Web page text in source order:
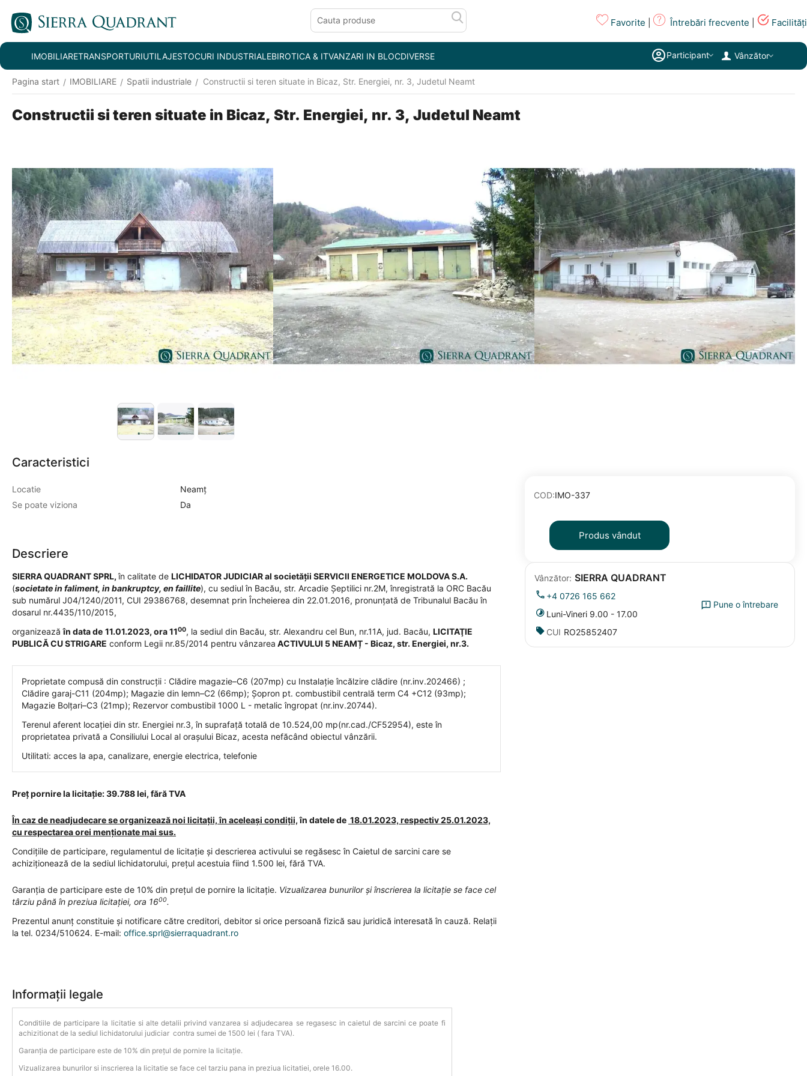
Favorite Întrebări frecvente Facilități
IMOBILIARETRANSPORTURIUTILAJESTOCURI INDUSTRIALEBIROTICA & ITVANZARI IN BLOCDIVERSE Participant Vânzător
Pagina start / IMOBILIARE / Spatii industriale / Constructii si teren situate in Bicaz, Str. Energiei, nr. 3, Judetul Neamt
Constructii si teren situate in Bicaz, Str. Energiei, nr. 3, Judetul Neamt
COD:IMO-337
Produs vândut
Vânzător: SIERRA QUADRANT
+4 0726 165 662
Luni-Vineri 9.00 - 17.00
CUI RO25852407
Pune o întrebare
Caracteristici
Locatie
Neamţ
Se poate viziona
Da
Descriere
SIERRA QUADRANT SPRL,în calitate de LICHIDATOR JUDICIAR al societății SERVICII ENERGETICE MOLDOVA S.A.
(societate in faliment, in bankruptcy, en faillite), cu sediul în Bacău, str. Arcadie Şeptilici nr.2M, înregistrată la ORC Bacău
sub numărul J04/1240/2011, CUI 29386768, desemnat prin Încheierea din 22.01.2016, pronunțată de Tribunalul Bacău în
dosarul nr.4435/110/2015,
organizeazăîn data de 11.01.2023, ora 1100, la sediul din Bacău, str. Alexandru cel Bun, nr.11A, jud. Bacău, LICITAŢIE
PUBLICĂ CU STRIGARE conform Legii nr.85/2014 pentru vânzarea ACTIVULUI 5 NEAMȚ - Bicaz, str. Energiei, nr.3.
Proprietate compusă din construcții : Clădire magazie–C6 (207mp) cu Instalație încălzire clădire (nr.inv.202466) ;
Clădire garaj-C11 (204mp); Magazie din lemn–C2 (66mp); Șopron pt. combustibil centrală term C4 +C12 (93mp);
Magazie Bolțari–C3 (21mp); Rezervor combustibil 1000 L - metalic îngropat (nr.inv.20744).
Terenul aferent locației din str. Energiei nr.3, în suprafață totală de 10.524,00 mp(nr.cad./CF52954), este în
proprietatea privată a Consiliului Local al orașului Bicaz, acesta nefăcând obiectul vânzării.
Utilitati: acces la apa, canalizare, energie electrica, telefonie
Preț pornire la licitație: 39.788 lei, fără TVA
În caz de neadjudecare se organizează noi licitații, în aceleași condiții,în datele de 18.01.2023, respectiv 25.01.2023,
cu respectarea orei menționate mai sus.
Condițiile de participare, regulamentul de licitație și descrierea activului se regăsesc în Caietul de sarcini care se
achiziționează de la sediul lichidatorului, prețul acestuia fiind 1.500 lei, fără TVA.
Garanția de participare este de 10% din prețul de pornire la licitație. Vizualizarea bunurilor și înscrierea la licitație se face cel
târziu până în preziua licitației, ora 1600.
Prezentul anunţ constituie şi notificare către creditori, debitor si orice persoană fizică sau juridică interesată în cauză. Relaţii
la tel. 0234/510624. E-mail: office.sprl@sierraquadrant.ro
Informații legale
Conditiile de participare la licitatie si alte detalii privind vanzarea si adjudecarea se regasesc in caietul de sarcini ce poate fi
achizitionat de la sediul lichidatorului judiciar contra sumei de 1500 lei ( fara TVA).
Garanția de participare este de 10% din prețul de pornire la licitație.
Vizualizarea bunurilor si inscrierea la licitatie se face cel tarziu pana in preziua licitatiei, orele 16.00.